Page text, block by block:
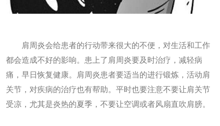
肩周炎会给患者的行动带来很大的不便，对生活和工作
都会造成不好的影响。患上了肩周炎要及时治疗，减轻病
痛，早日恢复健康。肩周炎患者要适当的进行锻炼，活动肩
关节，对疾病的治疗也有帮助。平时也要注意不要让肩关节
受凉，尤其是炎热的夏季，不要让空调或者风扇直吹肩膀。